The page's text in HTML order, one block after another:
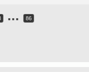
... 86